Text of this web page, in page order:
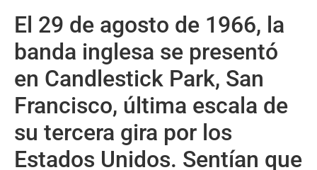
El 29 de agosto de 1966, la
banda inglesa se presentó
en Candlestick Park, San
Francisco, última escala de
su tercera gira por los
Estados Unidos. Sentían que